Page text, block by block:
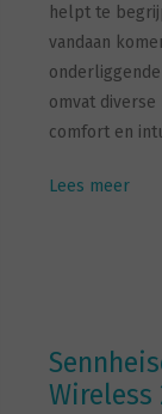
helpt te
vandaan
omvat
comfort en
Lees meer
Wireless